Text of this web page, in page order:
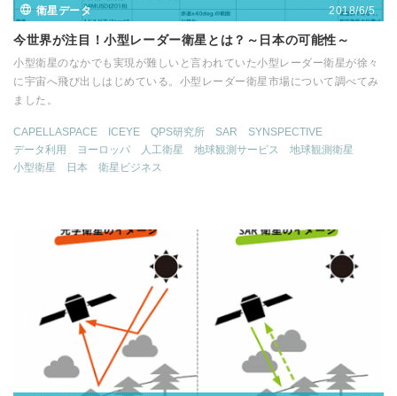
衛星データ 2018/6/5
今世界が注目！小型レーダー衛星とは？～日本の可能性～
小型衛星のなかでも実現が難しいと言われていた小型レーダー衛星が徐々
に宇宙へ飛び出しはじめている。小型レーダー衛星市場について調べてみ
ました。
CAPELLASPACE ICEYE QPS研究所 SAR
SYNSPECTIVE
データ利用
ヨーロッパ 人工衛星 地球観測サービス
地球観測衛星
小型衛星
日本 衛星ビジネス